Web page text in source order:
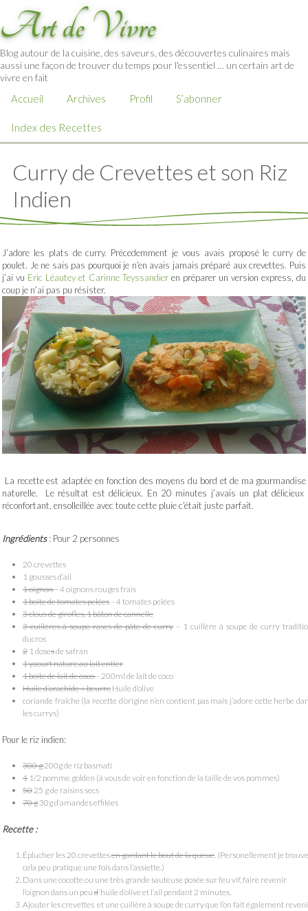
Art de Vivre
Blog autour de la cuisine, des saveurs, des découvertes culinaires mais
aussi une façon de trouver du temps pour l'essentiel … un certain art de
vivre en fait
Accueil Archives Profil S’abonner
Index des Recettes
Curry de Crevettes et son Riz
Indien
J’adore les plats de curry. Précedemment je vous avais proposé le curry de
poulet. Je ne sais pas pourquoi je n’en avais jamais préparé aux crevettes. Puis
j’ai vu Eric Léautey et Carinne Teyssandier en préparer un version express, du
coup je n’ai pas pu résister.
La recette est adaptée en fonction des moyens du bord et de ma gourmandise
naturelle. Le résultat est délicieux. En 20 minutes j’avais un plat délicieux
réconfortant, ensolleillée avec toute cette pluie c’était juste parfait.
Ingrédients: Pour 2 personnes
20 crevettes
1 gousses d’ail
1 oignon– 4 oignons rouges frais
1 boîte de tomates pelées – 4 tomates pelées
3 clous de girofles, 1 bâton de cannelle
3 cuillères à soupe rases de pâte de curry – 1 cuillère à soupe de curry
ducros
2 1 dosesde safran
1 yaourt nature au lait entier
1 boîte de lait de coco– 200ml de lait de coco
Huile d’arachide + beurre Huile d’olive
coriande fraîche (la recette d’origine n’en contient pas mais j’adore cette herbe
les currys)
Pour le riz indien:
300 g200g de riz basmati
1 1/2 pomme golden (à vous de voir en fonction de la taille de vos pommes)
5025 g de raisins secs
70 g30g d’amandes effilées
Recette :
Éplucher les 20 crevettesen gardant le bout de la queue. (Personellement je trouve
cela peu pratique une fois dans l’assiette.)
Dans une cocotte ou une très grande sauteuse posée sur feu vif, faire revenir
l’oignon dans un peu d‘huile d’olive et l’ail pendant 2 minutes.
Ajouter les crevettes et une cuillère à soupe de curry que l’on fait également